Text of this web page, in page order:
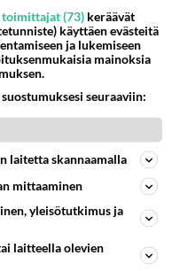
järjestelmällistä
39 190
noitten maskien
32
toimittajat (73) keräävät
käyttäen evästeitä
ja lukemiseen
mainoksia
seuraaviin:
laitetta skannaamalla
mittaaminen
yleisötutkimus ja
laitteella olevien